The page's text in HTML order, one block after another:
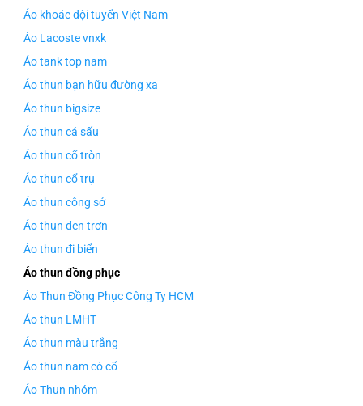
Áo khoác đội tuyển Việt Nam
Áo Lacoste vnxk
Áo tank top nam
Áo thun bạn hữu đường xa
Áo thun bigsize
Áo thun cá sấu
Áo thun cổ tròn
Áo thun cổ trụ
Áo thun công sở
Áo thun đen trơn
Áo thun đi biển
Áo thun đồng phục
Áo Thun Đồng Phục Công Ty HCM
Áo thun LMHT
Áo thun màu trắng
Áo thun nam có cổ
Áo Thun nhóm